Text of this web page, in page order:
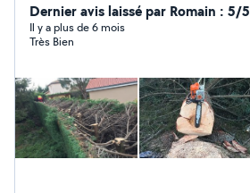
Dernier avis laissé par Romain : 5/5
Il y a plus de 6 mois
Très Bien